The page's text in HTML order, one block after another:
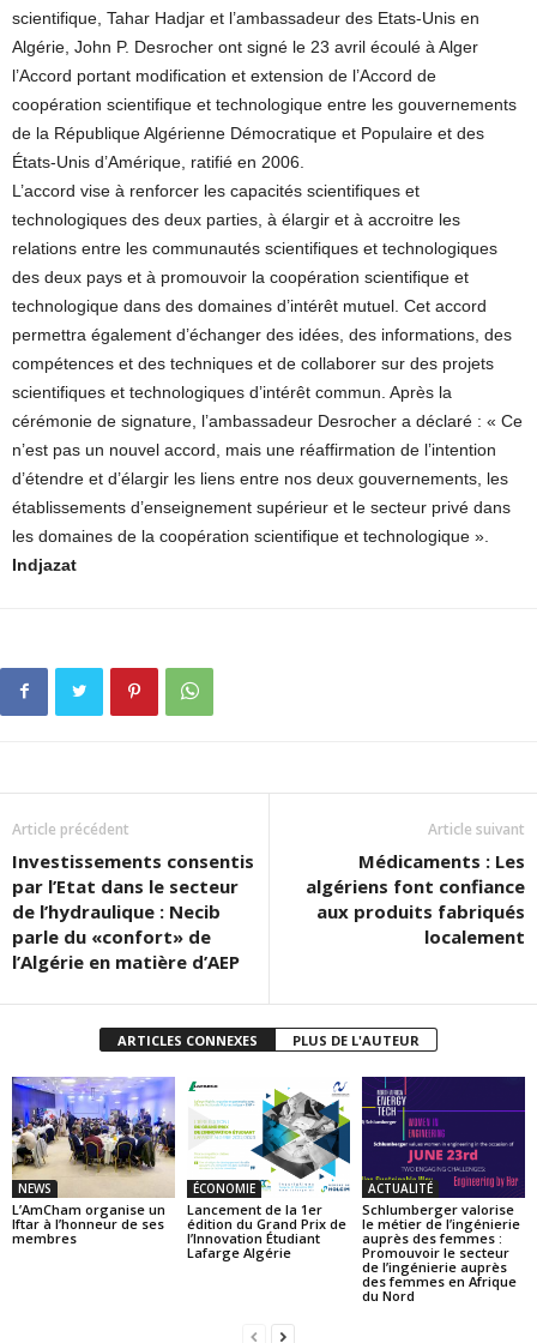
scientifique, Tahar Hadjar et l’ambassadeur des Etats-Unis en
Algérie, John P. Desrocher ont signé le 23 avril écoulé à Alger
l’Accord portant modification et extension de l’Accord de
coopération scientifique et technologique entre les gouvernements
de la République Algérienne Démocratique et Populaire et des
États-Unis d’Amérique, ratifié en 2006.
L’accord vise à renforcer les capacités scientifiques et
technologiques des deux parties, à élargir et à accroitre les
relations entre les communautés scientifiques et technologiques
des deux pays et à promouvoir la coopération scientifique et
technologique dans des domaines d’intérêt mutuel. Cet accord
permettra également d’échanger des idées, des informations, des
compétences et des techniques et de collaborer sur des projets
scientifiques et technologiques d’intérêt commun. Après la
cérémonie de signature, l’ambassadeur Desrocher a déclaré : « Ce
n’est pas un nouvel accord, mais une réaffirmation de l’intention
d’étendre et d’élargir les liens entre nos deux gouvernements, les
établissements d’enseignement supérieur et le secteur privé dans
les domaines de la coopération scientifique et technologique ».
Indjazat
Article précédent
Investissements consentis
par l’Etat dans le secteur
de l’hydraulique : Necib
parle du «confort» de
l’Algérie en matière d’AEP
Article suivant
Médicaments : Les
algériens font confiance
aux produits fabriqués
localement
ARTICLES CONNEXES PLUS DE L'AUTEUR
NEWS
L’AmCham organise un
Iftar à l’honneur de ses
membres
ÉCONOMIE
Lancement de la 1er
édition du Grand Prix de
l’Innovation Étudiant
Lafarge Algérie
ACTUALITÉ
Schlumberger valorise
le métier de l’ingénierie
auprès des femmes :
Promouvoir le secteur
de l’ingénierie auprès
des femmes en Afrique
du Nord